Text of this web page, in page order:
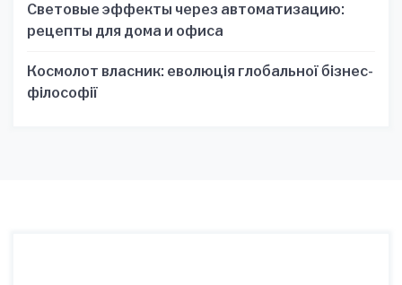
Световые эффекты через автоматизацию:
рецепты для дома и офиса
Космолот власник: еволюція глобальної бізнес-
філософії